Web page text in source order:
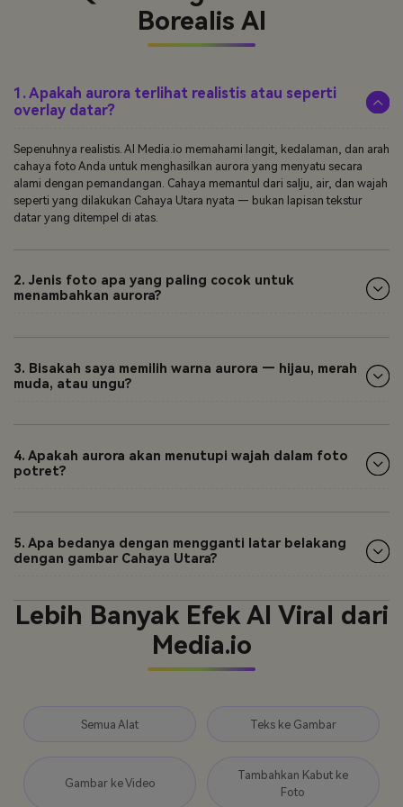
Borealis AI
1. Apakah aurora terlihat realistis atau seperti
overlay datar?
Sepenuhnya realistis. AI Media.io memahami langit, kedalaman, dan arah
cahaya foto Anda untuk menghasilkan aurora yang menyatu secara
alami dengan pemandangan. Cahaya memantul dari salju, air, dan wajah
seperti yang dilakukan Cahaya Utara nyata — bukan lapisan tekstur
datar yang ditempel di atas.
2. Jenis foto apa yang paling cocok untuk
menambahkan aurora?
3. Bisakah saya memilih warna aurora — hijau, merah
muda, atau ungu?
4. Apakah aurora akan menutupi wajah dalam foto
potret?
5. Apa bedanya dengan mengganti latar belakang
dengan gambar Cahaya Utara?
Lebih Banyak Efek AI Viral dari
Media.io
Semua Alat Teks ke Gambar
Gambar ke Video
Tambahkan Kabut ke
Foto